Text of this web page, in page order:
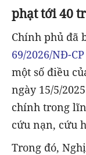
phạt tới 40
Chính phủ đã
69/2026/NĐ-CP
một số điều
ngày 15/5/
chính trong
cứu nạn, cứu
Trong đó,